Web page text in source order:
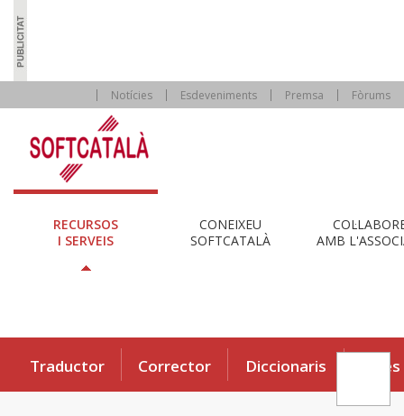
Notícies Esdeveniments Premsa Fòrums
RECURSOS
I SERVEIS
CONEIXEU
SOFTCATALÀ
AMB
Traductor Corrector Diccionaris Eines